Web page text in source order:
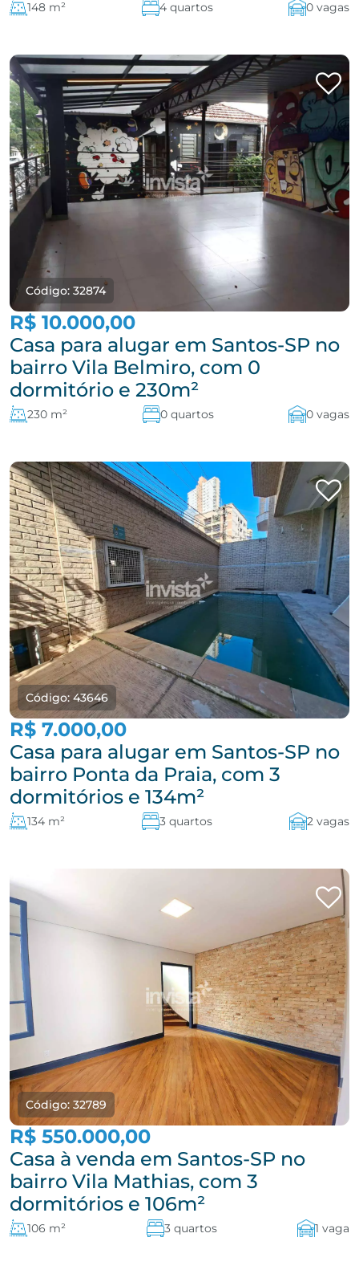
148 m² 4 quartos 0 vagas
Código: 32874
R$ 10.000,00
Casa para alugar em Santos-SP no
bairro Vila Belmiro, com 0
dormitório e 230m²
230 m² 0 quartos 0 vagas
Código: 43646
R$ 7.000,00
Casa para alugar em Santos-SP no
bairro Ponta da Praia, com 3
dormitórios e 134m²
134 m² 3 quartos 2 vagas
Código: 32789
R$ 550.000,00
Casa à venda em Santos-SP no
bairro Vila Mathias, com 3
dormitórios e 106m²
106 m² 3 quartos 1 vaga